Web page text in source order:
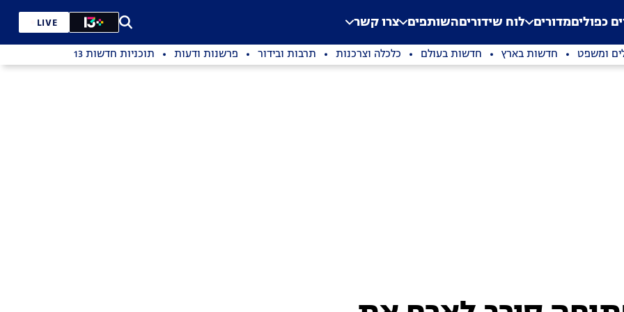
Application error: a
. כפוליםמדורים לוח שידוריםהשותפים צרו קשר LIVE
ומשפט חדשות בארץ חדשות בעולם כלכלה וצרכנות תרבות ובידור פרשנות ודעות תוכניות חדשות 13